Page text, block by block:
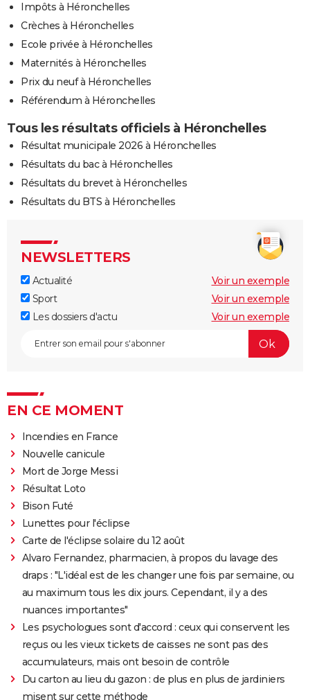
Impôts à Héronchelles
Crèches à Héronchelles
Ecole privée à Héronchelles
Maternités à Héronchelles
Prix du neuf à Héronchelles
Référendum à Héronchelles
Tous les résultats officiels à Héronchelles
Résultat municipale 2026 à Héronchelles
Résultats du bac à Héronchelles
Résultats du brevet à Héronchelles
Résultats du BTS à Héronchelles
NEWSLETTERS
Actualité
Voir un exemple
Sport
Voir un exemple
Les dossiers d'actu
Voir un exemple
EN CE MOMENT
Incendies en France
Nouvelle canicule
Mort de Jorge Messi
Résultat Loto
Bison Futé
Lunettes pour l'éclipse
Carte de l'éclipse solaire du 12 août
Alvaro Fernandez, pharmacien, à propos du lavage des
draps : "L'idéal est de les changer une fois par semaine, ou
au maximum tous les dix jours. Cependant, il y a des
nuances importantes"
Les psychologues sont d'accord : ceux qui conservent les
reçus ou les vieux tickets de caisses ne sont pas des
accumulateurs, mais ont besoin de contrôle
Du carton au lieu du gazon : de plus en plus de jardiniers
misent sur cette méthode